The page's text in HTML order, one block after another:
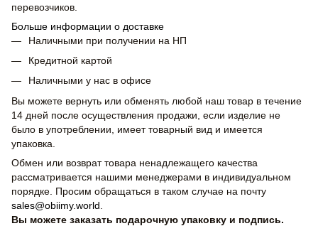
перевозчиков.
Больше информации о доставке
Наличными при получении на НП
Кредитной картой
Наличными у нас в офисе
Вы можете вернуть или обменять любой наш товар в течение
14 дней после осуществления продажи, если изделие не
было в употреблении, имеет товарный вид и имеется
упаковка.
Обмен или возврат товара ненадлежащего качества
рассматривается нашими менеджерами в индивидуальном
порядке. Просим обращаться в таком случае на почту
sales@obiimy.world
Вы можете заказать подарочную упаковку и подпись.